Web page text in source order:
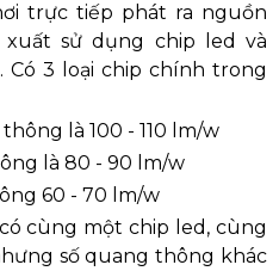
trực tiếp phát ra nguồn
xuất sử dụng chip led và
3 loại chip chính trong
là 100 - 110 lm/w
là 80 - 90 lm/w
60 - 70 lm/w
cùng một chip led, cùng
số quang thông khác